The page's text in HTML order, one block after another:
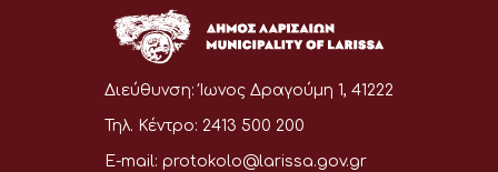
Διεύθυνση: Ίωνος Δραγούμη 1, 41222
Τηλ. Κέντρο: 2413 500 200
E-mail: protokolo@larissa.gov.gr